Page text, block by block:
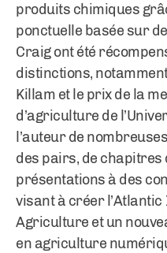
produits chimiques
ponctuelle basée sur
Craig ont été
distinctions,
Killam et le prix de la
d’agriculture de
l’auteur de
des pairs, de chapitres
présentations à des
visant à créer l’Atlantic
Agriculture et un
en agriculture